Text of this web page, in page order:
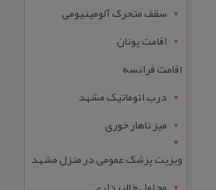
سقف متحرک آلومینیومی
اقامت یونان
اقامت فرانسه
درب اتوماتیک مشهد
میز ناهار خوری
ویزیت پزشک عمومی در منزل مشهد